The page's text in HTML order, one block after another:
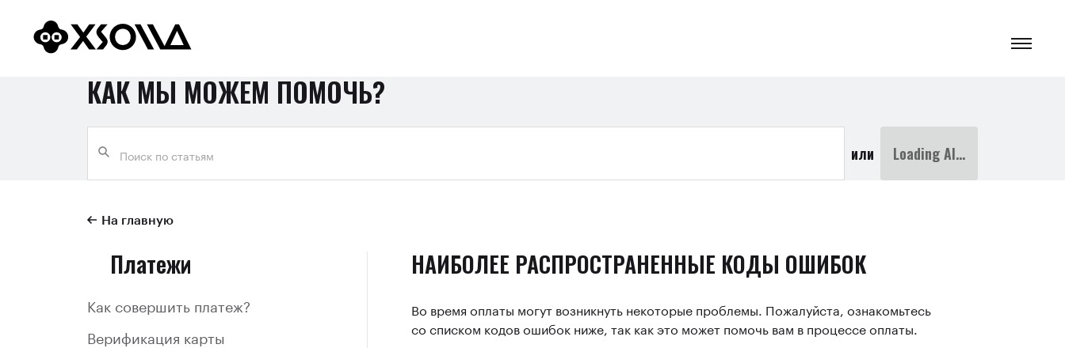
КАК МЫ МОЖЕМ ПОМОЧЬ?
или Loading AI...
На главную
Платежи
Как совершить платеж?
Верификация карты
НАИБОЛЕЕ РАСПРОСТРАНЕННЫЕ КОДЫ ОШИБОК
Во время оплаты могут возникнуть некоторые проблемы. Пожалуйста, ознакомьтесь
со списком кодов ошибок ниже, так как это может помочь вам в процессе оплаты.